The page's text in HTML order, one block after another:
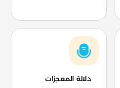
دلالة المعجزات